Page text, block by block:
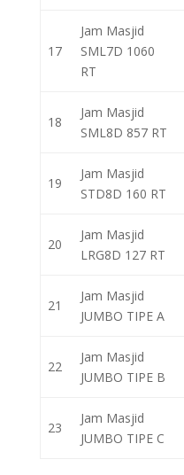
17
Jam Masjid
SML7D 1060
RT
18
Jam Masjid
SML8D 857 RT
19
Jam Masjid
STD8D 160 RT
20
Jam Masjid
LRG8D 127 RT
21
Jam Masjid
JUMBO TIPE A
22
Jam Masjid
JUMBO TIPE B
23
Jam Masjid
JUMBO TIPE C